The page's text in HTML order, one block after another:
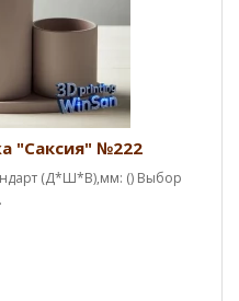
"Саксия" №222
(Д*Ш*В),мм: () Выбор